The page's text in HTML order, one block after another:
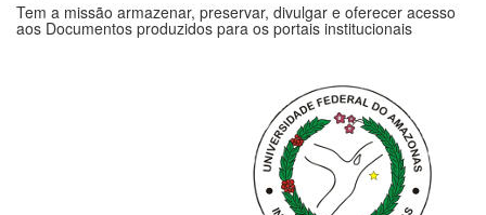
Tem a missão armazenar, preservar, divulgar e oferecer acesso
aos Documentos produzidos para os portais institucionais